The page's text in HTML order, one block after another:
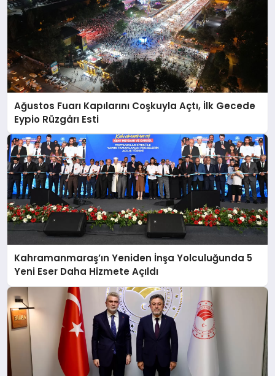
Ağustos Fuarı Kapılarını Coşkuyla Açtı, İlk Gecede
Eypio Rüzgârı Esti
Kahramanmaraş’ın Yeniden İnşa Yolculuğunda 5
Yeni Eser Daha Hizmete Açıldı